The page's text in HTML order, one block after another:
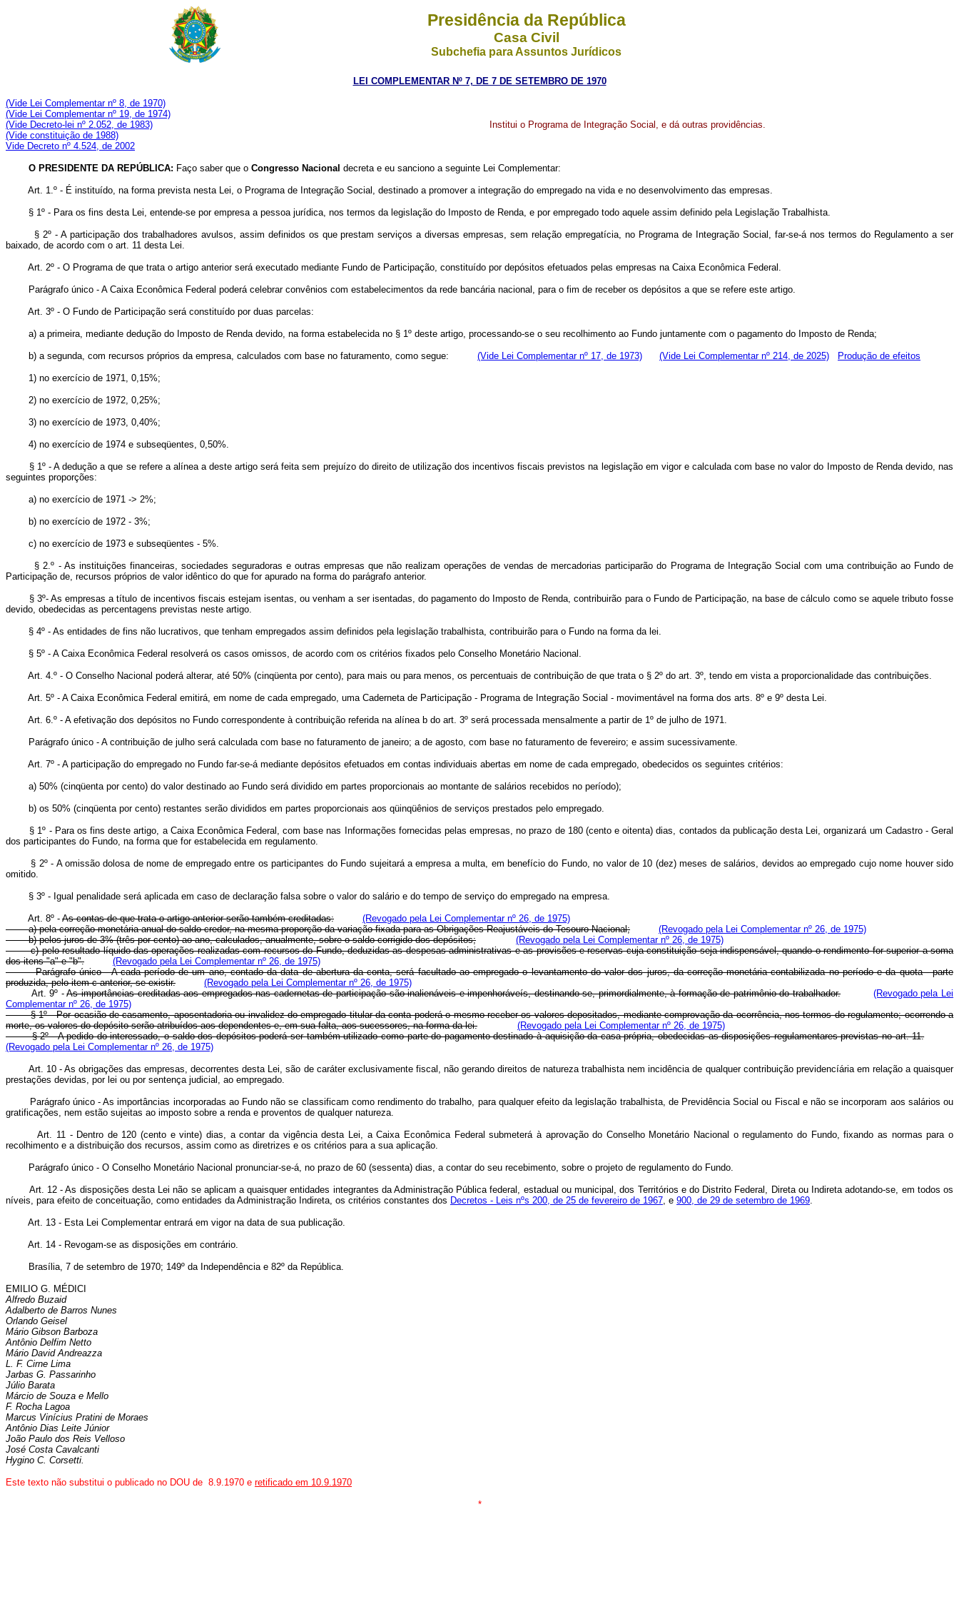
Presidência da República
Casa Civil
Subchefia para Assuntos Jurídicos
LEI COMPLEMENTAR Nº 7, DE 7 DE SETEMBRO DE 1970
(Vide Lei Complementar nº 8, de 1970)
(Vide Lei Complementar nº 19, de 1974)
(Vide Decreto-lei nº 2.052, de 1983)
(Vide constituição de 1988)
Vide Decreto nº 4.524, de 2002
Institui o Programa de Integração Social, e dá outras providências.
O PRESIDENTE DA REPÚBLICA: Faço saber que o Congresso Nacional decreta e eu sanciono a seguinte Lei Complementar:
Art. 1.º - É instituído, na forma prevista nesta Lei, o Programa de Integração Social, destinado a promover a integração do empregado na vida e no desenvolvimento das empresas.
§ 1º - Para os fins desta Lei, entende-se por empresa a pessoa jurídica, nos termos da legislação do Imposto de Renda, e por empregado todo aquele assim definido pela Legislação Trabalhista.
§ 2º - A participação dos trabalhadores avulsos, assim definidos os que prestam serviços a diversas empresas, sem relação empregatícia, no Programa de Integração Social, far-se-á nos termos do Regulamento a ser
baixado, de acordo com o art. 11 desta Lei.
Art. 2º - O Programa de que trata o artigo anterior será executado mediante Fundo de Participação, constituído por depósitos efetuados pelas empresas na Caixa Econômica Federal.
Parágrafo único - A Caixa Econômica Federal poderá celebrar convênios com estabelecimentos da rede bancária nacional, para o fim de receber os depósitos a que se refere este artigo.
Art. 3º - O Fundo de Participação será constituído por duas parcelas:
a) a primeira, mediante dedução do Imposto de Renda devido, na forma estabelecida no § 1º deste artigo, processando-se o seu recolhimento ao Fundo juntamente com o pagamento do Imposto de Renda;
b) a segunda, com recursos próprios da empresa, calculados com base no faturamento, como segue: (Vide Lei Complementar nº 17, de 1973) (Vide Lei Complementar nº 214, de 2025) Produção de efeitos
1) no exercício de 1971, 0,15%;
2) no exercício de 1972, 0,25%;
3) no exercício de 1973, 0,40%;
4) no exercício de 1974 e subseqüentes, 0,50%.
§ 1º - A dedução a que se refere a alínea a deste artigo será feita sem prejuízo do direito de utilização dos incentivos fiscais previstos na legislação em vigor e calculada com base no valor do Imposto de Renda devido, nas
seguintes proporções:
a) no exercício de 1971 -> 2%;
b) no exercício de 1972 - 3%;
c) no exercício de 1973 e subseqüentes - 5%.
§ 2.º - As instituições financeiras, sociedades seguradoras e outras empresas que não realizam operações de vendas de mercadorias participarão do Programa de Integração Social com uma contribuição ao Fundo de
Participação de, recursos próprios de valor idêntico do que for apurado na forma do parágrafo anterior.
§ 3º- As empresas a título de incentivos fiscais estejam isentas, ou venham a ser isentadas, do pagamento do Imposto de Renda, contribuirão para o Fundo de Participação, na base de cálculo como se aquele tributo fosse
devido, obedecidas as percentagens previstas neste artigo.
§ 4º - As entidades de fins não lucrativos, que tenham empregados assim definidos pela legislação trabalhista, contribuirão para o Fundo na forma da lei.
§ 5º - A Caixa Econômica Federal resolverá os casos omissos, de acordo com os critérios fixados pelo Conselho Monetário Nacional.
Art. 4.º - O Conselho Nacional poderá alterar, até 50% (cinqüenta por cento), para mais ou para menos, os percentuais de contribuição de que trata o § 2º do art. 3º, tendo em vista a proporcionalidade das contribuições.
Art. 5º - A Caixa Econômica Federal emitirá, em nome de cada empregado, uma Caderneta de Participação - Programa de Integração Social - movimentável na forma dos arts. 8º e 9º desta Lei.
Art. 6.º - A efetivação dos depósitos no Fundo correspondente à contribuição referida na alínea b do art. 3º será processada mensalmente a partir de 1º de julho de 1971.
Parágrafo único - A contribuição de julho será calculada com base no faturamento de janeiro; a de agosto, com base no faturamento de fevereiro; e assim sucessivamente.
Art. 7º - A participação do empregado no Fundo far-se-á mediante depósitos efetuados em contas individuais abertas em nome de cada empregado, obedecidos os seguintes critérios:
a) 50% (cinqüenta por cento) do valor destinado ao Fundo será dividido em partes proporcionais ao montante de salários recebidos no período);
b) os 50% (cinqüenta por cento) restantes serão divididos em partes proporcionais aos qüinqüênios de serviços prestados pelo empregado.
§ 1º - Para os fins deste artigo, a Caixa Econômica Federal, com base nas Informações fornecidas pelas empresas, no prazo de 180 (cento e oitenta) dias, contados da publicação desta Lei, organizará um Cadastro - Geral
dos participantes do Fundo, na forma que for estabelecida em regulamento.
§ 2º - A omissão dolosa de nome de empregado entre os participantes do Fundo sujeitará a empresa a multa, em benefício do Fundo, no valor de 10 (dez) meses de salários, devidos ao empregado cujo nome houver sido
omitido.
§ 3º - Igual penalidade será aplicada em caso de declaração falsa sobre o valor do salário e do tempo de serviço do empregado na empresa.
Art. 8º - As contas de que trata o artigo anterior serão também creditadas:
(Revogado pela Lei Complementar nº 26, de 1975)
a) pela correção monetária anual do saldo credor, na mesma proporção da variação fixada para as Obrigações Reajustáveis do Tesouro Nacional;
(Revogado pela Lei Complementar nº 26, de 1975)
b) pelos juros de 3% (três por cento) ao ano, calculados, anualmente, sobre o saldo corrigido dos depósitos;
(Revogado pela Lei Complementar nº 26, de 1975)
c) pelo resultado líquido das operações realizadas com recursos do Fundo, deduzidas as despesas administrativas e as provisões e reservas cuja constituição seja indispensável, quando o rendimento for superior a soma
dos itens "a" e "b".
(Revogado pela Lei Complementar nº 26, de 1975)
Parágrafo único - A cada período de um ano, contado da data de abertura da conta, será facultado ao empregado o levantamento do valor dos juros, da correção monetária contabilizada no período e da quota - parte
produzida, pelo item c anterior, se existir.
(Revogado pela Lei Complementar nº 26, de 1975)
Art. 9º -As importâncias creditadas aos empregados nas cadernetas de participação são inalienáveis e impenhoráveís, destinando-se, primordialmente, à formação de patrimônio do trabalhador.
(Revogado pela Lei
Complementar nº 26, de 1975)
§ 1º - Por ocasião de casamento, aposentadoria ou invalidez do empregado titular da conta poderá o mesmo receber os valores depositados, mediante comprovação da ocorrência, nos termos do regulamento; ocorrendo a
morte, os valores do depósito serão atribuídos aos dependentes e, em sua falta, aos sucessores, na forma da lei.
(Revogado pela Lei Complementar nº 26, de 1975)
§ 2º - A pedido do interessado, o saldo dos depósitos poderá ser também utilizado como parte do pagamento destinado à aquisição da casa própria, obedecidas as disposições regulamentares previstas no art. 11.
(Revogado pela Lei Complementar nº 26, de 1975)
Art. 10 - As obrigações das empresas, decorrentes desta Lei, são de caráter exclusivamente fiscal, não gerando direitos de natureza trabalhista nem incidência de qualquer contribuição previdencíária em relação a quaisquer
prestações devidas, por lei ou por sentença judicial, ao empregado.
Parágrafo único - As importâncias incorporadas ao Fundo não se classificam como rendimento do trabalho, para qualquer efeito da legislação trabalhista, de Previdência Social ou Fiscal e não se incorporam aos salários ou
gratificações, nem estão sujeitas ao imposto sobre a renda e proventos de qualquer natureza.
Art. 11 - Dentro de 120 (cento e vinte) dias, a contar da vigência desta Lei, a Caixa Econômica Federal submeterá à aprovação do Conselho Monetário Nacional o regulamento do Fundo, fixando as normas para o
recolhimento e a distribuição dos recursos, assim como as diretrizes e os critérios para a sua aplicação.
Parágrafo único - O Conselho Monetário Nacional pronunciar-se-á, no prazo de 60 (sessenta) dias, a contar do seu recebimento, sobre o projeto de regulamento do Fundo.
Art. 12 - As disposições desta Lei não se aplicam a quaisquer entidades integrantes da Administração Pública federal, estadual ou municipal, dos Territórios e do Distrito Federal, Direta ou Indireta adotando-se, em todos os
níveis, para efeito de conceituação, como entidades da Administração Indireta, os critérios constantes dos Decretos - Leis nºs 200, de 25 de fevereiro de 1967, e 900, de 29 de setembro de 1969.
Art. 13 - Esta Lei Complementar entrará em vigor na data de sua publicação.
Art. 14 - Revogam-se as disposições em contrário.
Brasília, 7 de setembro de 1970; 149º da Independência e 82º da República.
EMILIO G. MÉDICI
Alfredo Buzaid
Adalberto de Barros Nunes
Orlando Geisel
Mário Gibson Barboza
Antônio Delfim Netto
Mário David Andreazza
L. F. Cirne Lima
Jarbas G. Passarinho
Júlio Barata
Márcio de Souza e Mello
F. Rocha Lagoa
Marcus Vinícius Pratini de Moraes
Antônio Dias Leite Júnior
João Paulo dos Reis Velloso
José Costa Cavalcanti
Hygino C. Corsetti.
Este texto não substitui o publicado no DOU de 8.9.1970 e retificado em 10.9.1970
*